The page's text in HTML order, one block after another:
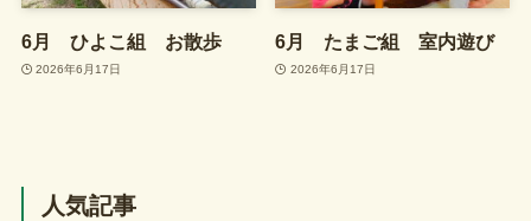
6月 ひよこ組 お散歩
2026年6月17日
6月 たまご組 室内遊び
2026年6月17日
人気記事